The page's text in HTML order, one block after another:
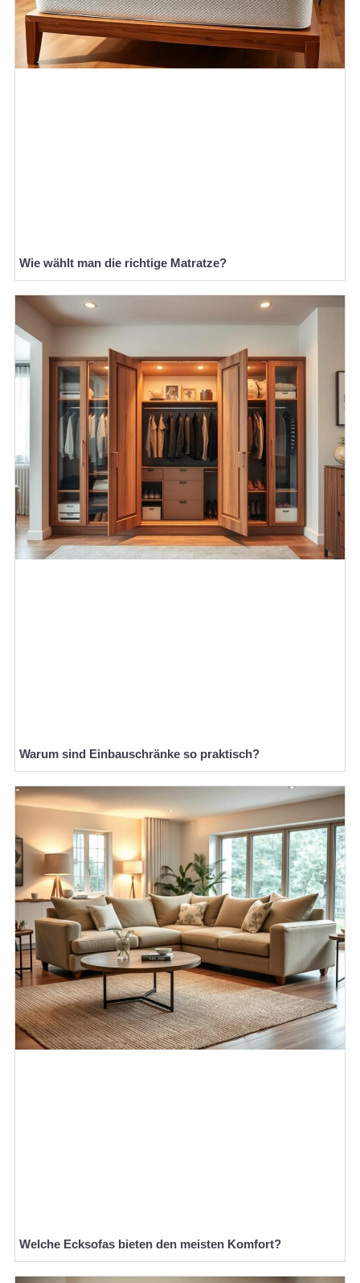
Wie wählt man die richtige Matratze?
Warum sind Einbauschränke so praktisch?
Welche Ecksofas bieten den meisten Komfort?